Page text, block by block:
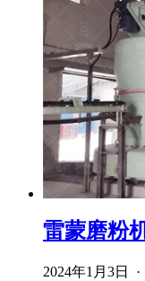
雷蒙磨粉
2024年1月3日